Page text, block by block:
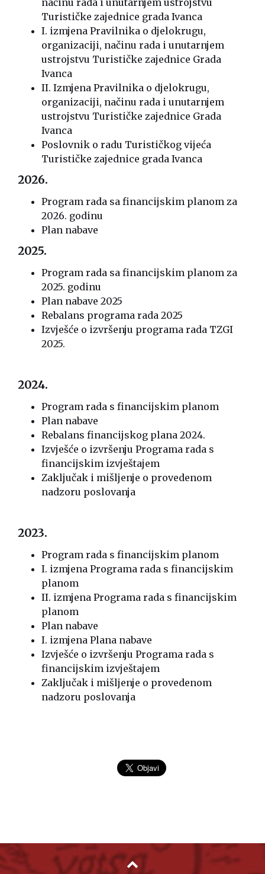
načinu rada i unutarnjem ustrojstvu
Turističke zajednice grada Ivanca
I. izmjena Pravilnika o djelokrugu,
organizaciji, načinu rada i unutarnjem
ustrojstvu Turističke zajednice Grada
Ivanca
II. Izmjena Pravilnika o djelokrugu,
organizaciji, načinu rada i unutarnjem
ustrojstvu Turističke zajednice Grada
Ivanca
Poslovnik o radu Turističkog vijeća
Turističke zajednice grada Ivanca
2026.
Program rada sa financijskim planom za
2026. godinu
Plan nabave
2025.
Program rada sa financijskim planom za
2025. godinu
Plan nabave 2025
Rebalans programa rada 2025
Izvješće o izvršenju programa rada TZGI
2025.
2024.
Program rada s financijskim planom
Plan nabave
Rebalans financijskog plana 2024.
Izvješće o izvršenju Programa rada s
financijskim izvještajem
Zaključak i mišljenje o provedenom
nadzoru poslovanja
2023.
Program rada s financijskim planom
I. izmjena Programa rada s financijskim
planom
II. izmjena Programa rada s financijskim
planom
Plan nabave
I. izmjena Plana nabave
Izvješće o izvršenju Programa rada s
financijskim izvještajem
Zaključak i mišljenje o provedenom
nadzoru poslovanja